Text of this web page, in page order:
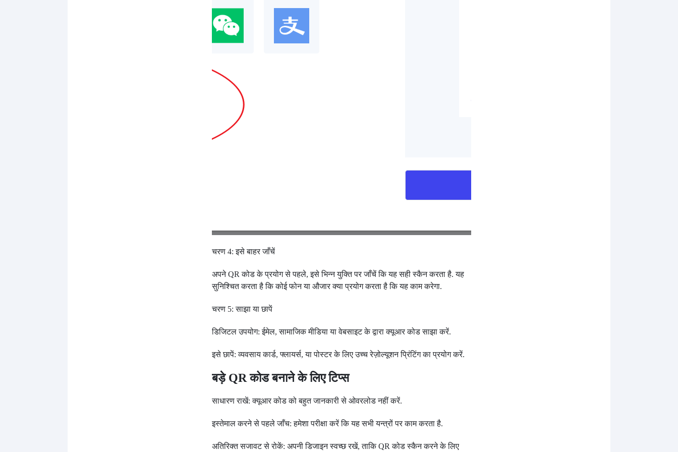
चरण 4: इसे बाहर जाँचें
अपने QR कोड के प्रयोग से पहले, इसे भिन्न युक्ति पर जाँचें कि यह सही स्कैन करता है. यह
सुनिश्चित करता है कि कोई फोन या औजार क्या प्रयोग करता है कि यह काम करेगा.
चरण 5: साझा या छापें
डिजिटल उपयोग: ईमेल, सामाजिक मीडिया या वेबसाइट के द्वारा क्यूआर कोड साझा करें.
इसे छापें: व्यवसाय कार्ड, फ्लायर्स, या पोस्टर के लिए उच्च रेज़ोल्यूशन प्रिंटिंग का प्रयोग करें.
बड़े QR कोड बनाने के लिए टिप्स
साधारण राखें: क्यूआर कोड को बहुत जानकारी से ओवरलोड नहीं करें.
इस्तेमाल करने से पहले जाँच: हमेशा परीक्षा करें कि यह सभी यन्त्रों पर काम करता है.
अतिरिक्त सजावट से रोकें: अपनी डिजाइन स्वच्छ रखें, ताकि QR कोड स्कैन करने के लिए